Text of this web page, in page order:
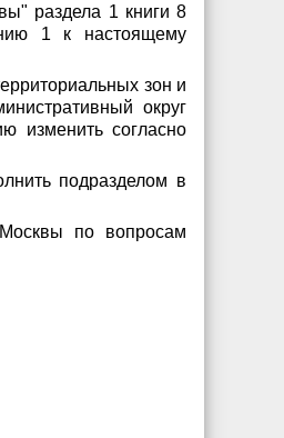
раздела 1 книги 8
1 к настоящему
зон и
округ
изменить согласно
подразделом в
по вопросам